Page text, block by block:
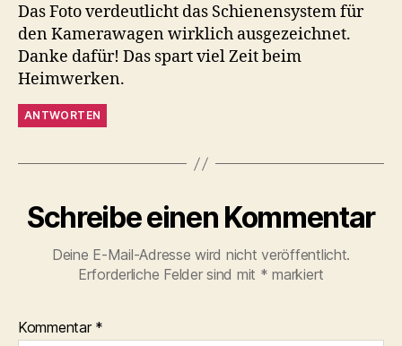
Das Foto verdeutlicht das Schienensystem für
den Kamerawagen wirklich ausgezeichnet.
Danke dafür! Das spart viel Zeit beim
Heimwerken.
ANTWORTEN
Schreibe einen Kommentar
Deine E-Mail-Adresse wird nicht veröffentlicht.
Erforderliche Felder sind mit * markiert
Kommentar *